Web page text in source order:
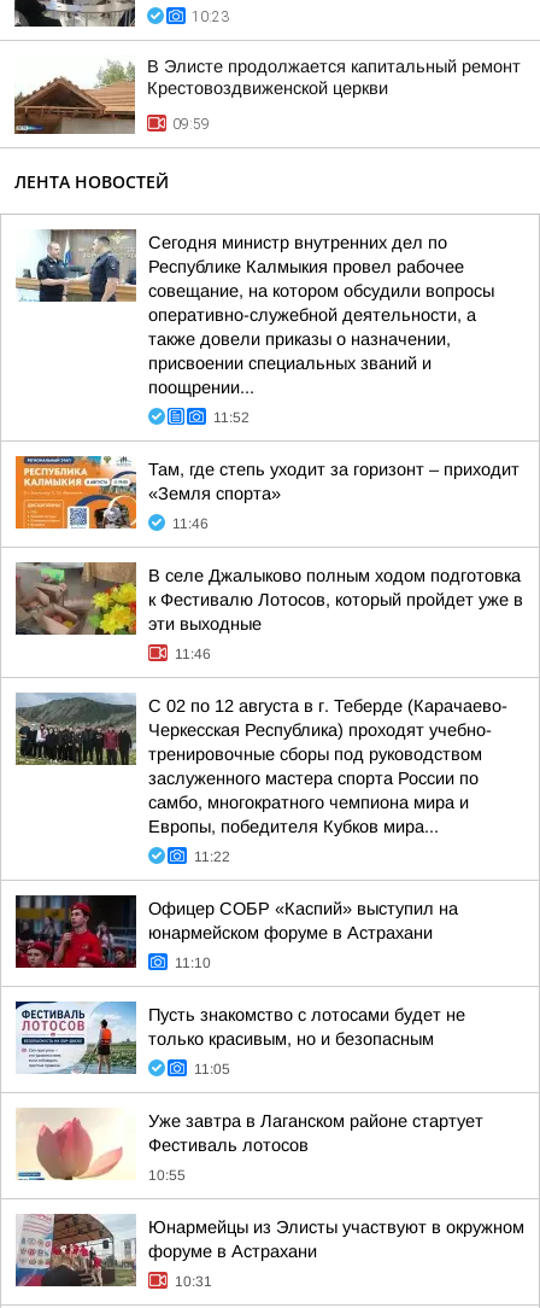
10:23
В Элисте продолжается капитальный ремонт
Крестовоздвиженской церкви
09:59
ЛЕНТА НОВОСТЕЙ
Сегодня министр внутренних дел по
Республике Калмыкия провел рабочее
совещание, на котором обсудили вопросы
оперативно-служебной деятельности, а
также довели приказы о назначении,
присвоении специальных званий и
поощрении...
11:52
Там, где степь уходит за горизонт – приходит
«Земля спорта»
11:46
В селе Джалыково полным ходом подготовка
к Фестивалю Лотосов, который пройдет уже в
эти выходные
11:46
С 02 по 12 августа в г. Теберде (Карачаево-
Черкесская Республика) проходят учебно-
тренировочные сборы под руководством
заслуженного мастера спорта России по
самбо, многократного чемпиона мира и
Европы, победителя Кубков мира...
11:22
Офицер СОБР «Каспий» выступил на
юнармейском форуме в Астрахани
11:10
Пусть знакомство с лотосами будет не
только красивым, но и безопасным
11:05
Уже завтра в Лаганском районе стартует
Фестиваль лотосов
10:55
Юнармейцы из Элисты участвуют в окружном
форуме в Астрахани
10:31